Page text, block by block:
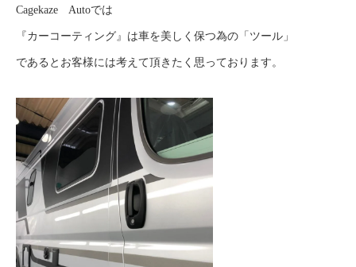
Cagekaze Autoでは
『カーコーティング』は車を美しく保つ為の「ツール」
であるとお客様には考えて頂きたく思っております。